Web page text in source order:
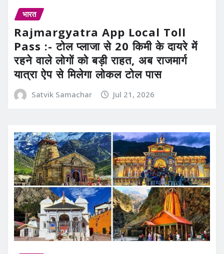
भारत
Rajmargyatra App Local Toll
Pass :- टोल प्लाजा से 20 किमी के दायरे में
रहने वाले लोगों को बड़ी राहत, अब राजमार्ग
यात्रा ऐप से मिलेगा लोकल टोल पास
Satvik Samachar Jul 21, 2026